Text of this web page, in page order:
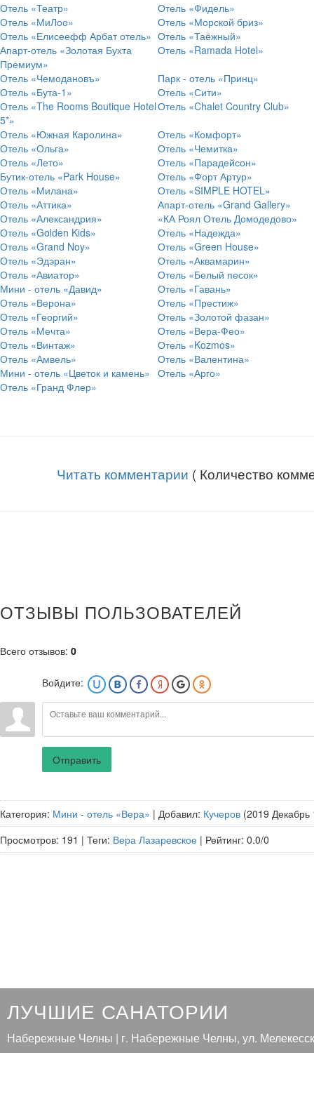
Отель «Театр»
Отель «Фидель»
Отель «МиЛоо»
Отель «Морской бриз»
Отель «Елисеефф Арбат отель» Отель «Таёжный»
Апарт-отель «Золотая Бухта
Премиум»
Отель «Ramada Hotel»
Отель «Чемодановъ»
Парк - отель «Принц»
Отель «Бута-1»
Отель «Сити»
Отель «The Rooms Boutique Hotel
5*»
Отель «Chalet Country Club»
Отель «Южная Каролина»
Отель «Комфорт»
Отель «Ольга»
Отель «Чемитка»
Отель «Лето»
Отель «Парадейсон»
Бутик-отель «Park House»
Отель «Форт Артур»
Отель «Милана»
Отель «SIMPLE HOTEL»
Отель «Аттика»
Апарт-отель «Grand Gallery»
Отель «Александрия»
«КА Роял Отель Домодедово»
Отель «Golden Kids»
Отель «Надежда»
Отель «Grand Noy»
Отель «Green House»
Отель «Эдэран»
Отель «Аквамарин»
Отель «Авиатор»
Отель «Белый песок»
Мини - отель «Давид»
Отель «Гавань»
Отель «Верона»
Отель «Престиж»
Отель «Георгий»
Отель «Золотой фазан»
Отель «Мечта»
Отель «Вера-Фео»
Отель «Винтаж»
Отель «Kozmos»
Отель «Амвель»
Отель «Валентина»
Мини - отель «Цветок и камень» Отель «Арго»
Отель «Гранд Флер»
Читать комментарии ( Количество
ОТЗЫВЫ ПОЛЬЗОВАТЕЛЕЙ
Всего отзывов: 0
Войдите:
Отправить
Категория: Мини - отель «Вера» | Добавил: Кучеров (2019
Просмотров: 191 | Теги: Вера Лазаревское | Рейтинг: 0.0/0
ЛУЧШИЕ САНАТОРИИ
Набережные Челны | г. Набережные Челны, ул.